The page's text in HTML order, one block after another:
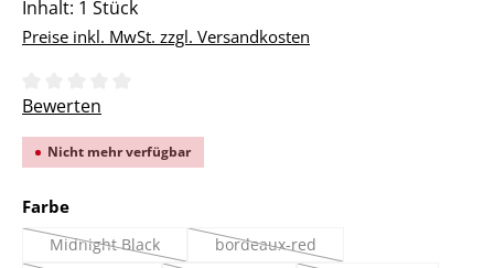
Inhalt: 1 Stück
Preise inkl. MwSt. zzgl. Versandkosten
Durchschnittliche Bewertung von 0 von 5 Sternen
Bewerten
Nicht mehr verfügbar
Farbeauswählen
Midnight Black
(Diese Option ist zurzeit nicht verfügbar.)
bordeaux-red
(Diese Option ist zurzeit nicht